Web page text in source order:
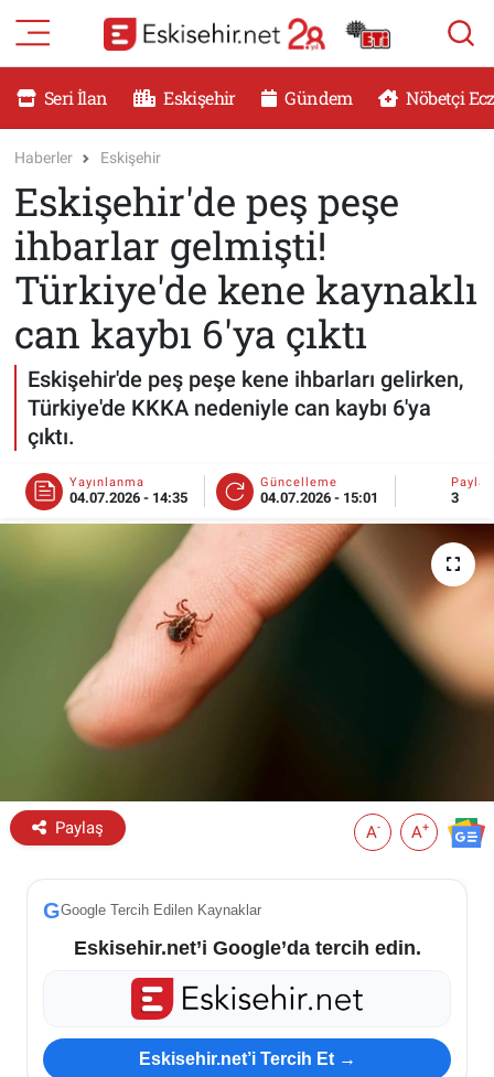
Seri İlan Eskişehir Gündem Nöbetçi
Haberler Eskişehir
Eskişehir'de peş peşe
ihbarlar gelmişti!
Türkiye'de kene kaynaklı
can kaybı 6'ya çıktı
Eskişehir'de peş peşe kene ihbarları gelirken,
Türkiye'de KKKA nedeniyle can kaybı 6'ya
çıktı.
Yayınlanma
04.07.2026 - 14:35
Güncelleme
04.07.2026 - 15:01 3
Paylaş A- A+
GGoogle Tercih Edilen Kaynaklar
Eskisehir.net’i Google’da tercih edin.
Eskisehir.net’i Tercih Et →
RESMİ İLANLAR
DÜNYA
SAĞLIK
MAGAZİN
KADIN
TEKNOLOJİ
YEMEK
ESKİŞEHİR NÖBETÇİ ECZANELER
Eskişehir Haber İçerikleri
Eskişehir Hava Durumu
Eskişehir Tramvay Saatleri
Eskişehir Nöbetçi Eczaneler
Eskişehir Namaz Vakitleri
Eskişehir Trafik Yoğunluk Haritası
Süper Lig Puan Durumu ve Fikstür
Tüm Manşetler
Son Dakika Haberleri
Haber Arşivi